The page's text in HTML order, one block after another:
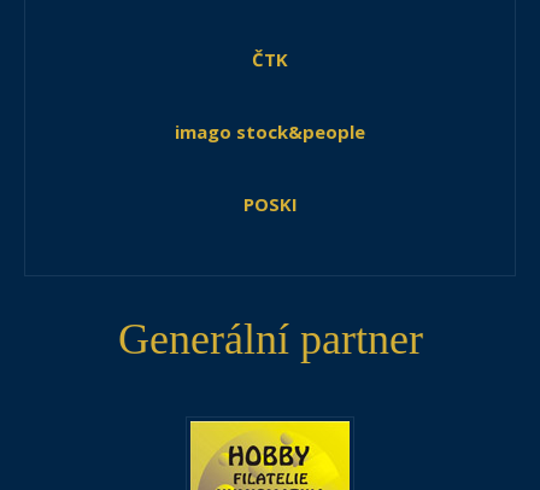
ČTK
imago stock&people
POSKI
Generální partner